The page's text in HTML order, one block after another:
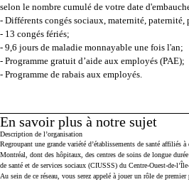
selon le nombre cumulé de votre date
- Différents congés sociaux, maternité, paternité,
- 13 congés fériés;
- 9,6 jours de maladie monnayable une fois l'an;
- Programme gratuit d’aide aux employés (PAE);
- Programme de rabais aux employés.
En savoir plus à notre sujet
Press space or enter keys to toggle section visibility
Description de l’organisation
Regroupant une grande variété d’établissements de santé affiliés
Montréal, dont des hôpitaux, des centres de soins de longue
de santé et de services sociaux (CIUSSS) du Centre-Ouest-de-
Au sein de ce réseau, vous serez appelé à jouer un rôle de